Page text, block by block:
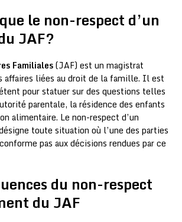
le non-respect d’un
JAF?
Familiales(JAF) est un magistrat
affaires liées au droit de la famille. Il est
pour statuer sur des questions telles
parentale, la résidence des enfants
alimentaire. Le non-respect d’un
toute situation où l’une des parties
pas aux décisions rendues par ce
du non-respect
du JAF